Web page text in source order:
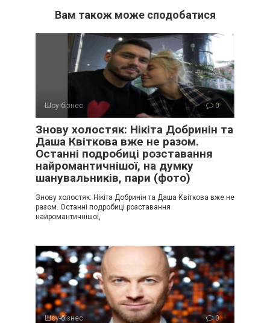
Вам також може сподобатися
Шоу-бізнес 0
Знову холостяк: Нікіта Добринін та
Даша Квіткова вже не разом.
Останні подробиці розставання
найромантичнішої, на думку
шанувальників, пари (фото)
Знову холостяк: Нікіта Добринін та Даша Квіткова вже не
разом. Останні подробиці розставання
найромантичнішої,
Шоу-бізнес 0